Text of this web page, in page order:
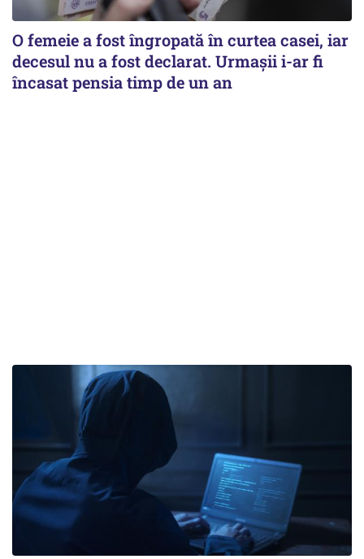
O femeie a fost îngropată în curtea casei, iar
decesul nu a fost declarat. Urmașii i-ar fi
încasat pensia timp de un an